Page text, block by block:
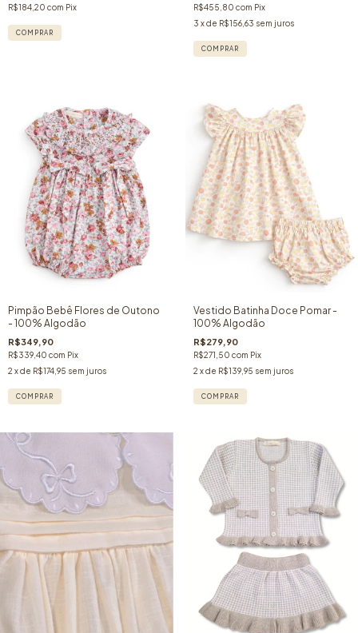
R$184,20 com Pix
COMPRAR
R$455,80 com Pix
3 x de R$156,63 sem juros
COMPRAR
Pimpão Bebê Flores de Outono
- 100% Algodão
R$349,90
R$339,40 com Pix
2 x de R$174,95 sem juros
COMPRAR
Vestido Batinha Doce Pomar -
100% Algodão
R$279,90
R$271,50 com Pix
2 x de R$139,95 sem juros
COMPRAR